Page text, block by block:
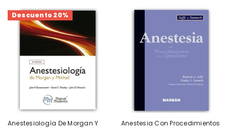
Descuento 20%
Anestesiología De Morgan Y
Anestesia Con Procedimientos